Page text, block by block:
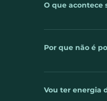
sua rede
O que acontece
Uma das
mês, essa
Por que não é
Você já sabe
Mas será que é
supra seu
Vou ter energia